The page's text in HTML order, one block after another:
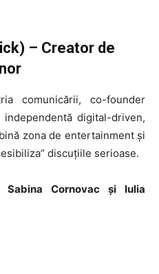
– Creator de
comunicării, co-founder
independentă digital-driven,
zona de entertainment și
discuțiile serioase.
Sabina Cornovac și Iulia